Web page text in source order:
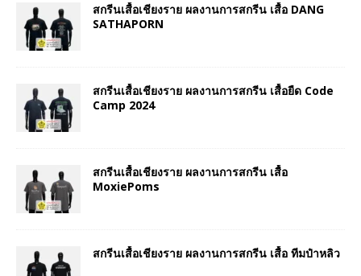
สกรีนเสื้อเชียงราย ผลงานการสกรีน เสื้อ DANG
SATHAPORN
สกรีนเสื้อเชียงราย ผลงานการสกรีน เสื้อยืด Code
Camp 2024
สกรีนเสื้อเชียงราย ผลงานการสกรีน เสื้อ
MoxiePoms
สกรีนเสื้อเชียงราย ผลงานการสกรีน เสื้อ ทีมป๋าหลิว